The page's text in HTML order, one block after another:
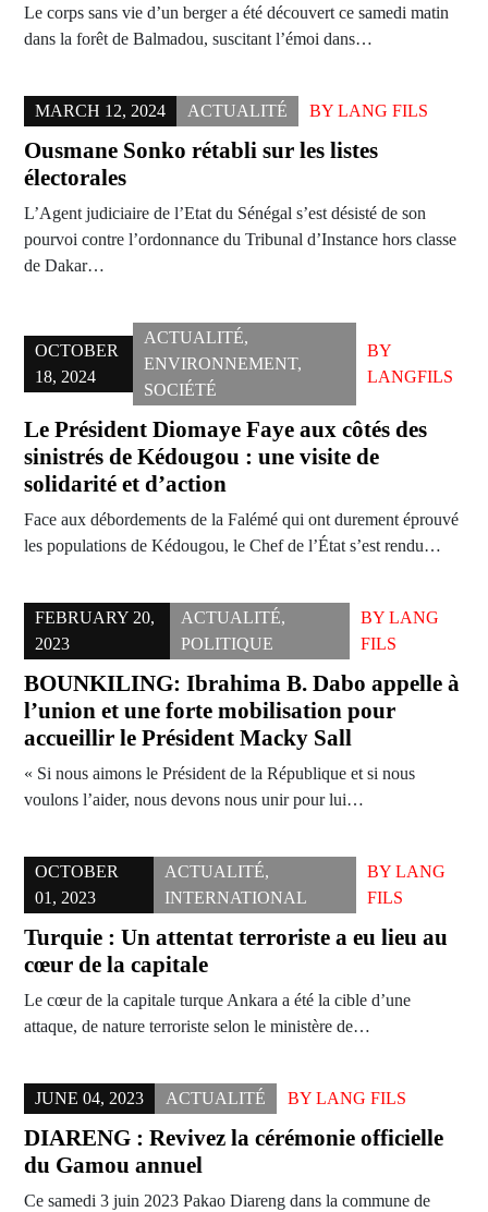
Le corps sans vie d’un berger a été découvert ce samedi matin
dans la forêt de Balmadou, suscitant l’émoi dans…
MARCH 12, 2024 ACTUALITÉ BY LANG FILS
Ousmane Sonko rétabli sur les listes
électorales
L’Agent judiciaire de l’Etat du Sénégal s’est désisté de son
pourvoi contre l’ordonnance du Tribunal d’Instance hors classe
de Dakar…
OCTOBER
18, 2024
ACTUALITÉ,
ENVIRONNEMENT,
SOCIÉTÉ
BY
LANGFILS
Le Président Diomaye Faye aux côtés des
sinistrés de Kédougou : une visite de
solidarité et d’action
Face aux débordements de la Falémé qui ont durement éprouvé
les populations de Kédougou, le Chef de l’État s’est rendu…
FEBRUARY 20,
2023
ACTUALITÉ,
POLITIQUE
BY LANG
FILS
BOUNKILING: Ibrahima B. Dabo appelle à
l’union et une forte mobilisation pour
accueillir le Président Macky Sall
« Si nous aimons le Président de la République et si nous
voulons l’aider, nous devons nous unir pour lui…
OCTOBER
01, 2023
ACTUALITÉ,
INTERNATIONAL
BYLANG
FILS
Turquie : Un attentat terroriste a eu lieu au
cœur de la capitale
Le cœur de la capitale turque Ankara a été la cible d’une
attaque, de nature terroriste selon le ministère de…
JUNE 04, 2023 ACTUALITÉ BY LANG FILS
DIARENG : Revivez la cérémonie officielle
du Gamou annuel
Ce samedi 3 juin 2023 Pakao Diareng dans la commune de